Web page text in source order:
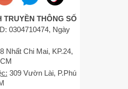
TRUYỀN THÔNG SỐ
0304710474, Ngày
Nhất Chi Mai, KP.24,
309 Vườn Lài, P.Phú